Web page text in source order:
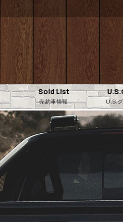
Sold List
売約車情報 U.S.